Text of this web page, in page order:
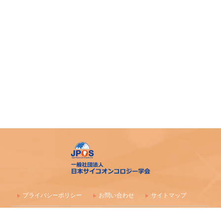
プライバシーポリシー お問い合わせ サイトマップ